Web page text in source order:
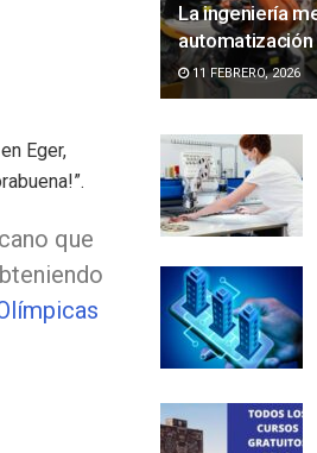
Eger,
que
La ingeniería
11 FEBRERO, 2026